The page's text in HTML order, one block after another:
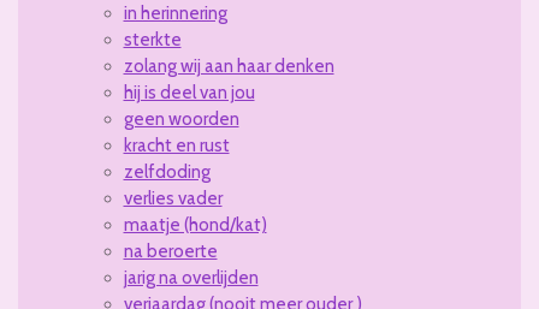
in herinnering
sterkte
zolang wij aan haar denken
hij is deel van jou
geen woorden
kracht en rust
zelfdoding
verlies vader
maatje (hond/kat)
na beroerte
jarig na overlijden
verjaardag (nooit meer ouder )